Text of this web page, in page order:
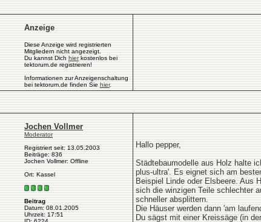
Anzeige
Diese Anzeige wird registrierten
Mitgliedern nicht angezeigt.
Du kannst Dich hierkostenlos bei
tektorum.de registrieren!
Informationen zur Anzeigenschaltung
bei tektorum.de finden Sie hier.
Jochen Vollmer
Moderator
Registriert seit: 13.05.2003
Beiträge: 836
Jochen Vollmer: Offline
Ort: Kassel
Beitrag
Datum: 08.01.2005
Uhrzeit: 17:51
Hallo pepper,
Städtebaumodelle aus Holz halte
plus-ultra'. Es eignet sich am
Beispiel Linde oder Elsbeere. Aus
sich die winzigen Teile schlechter
schneller absplittern.
Die Häuser werden dann 'am
Du sägst mit einer Kreissäge (in